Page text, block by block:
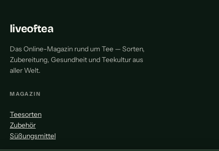
liveoftea
Das Online-Magazin rund um Tee — Sorten,
Zubereitung, Gesundheit und Teekultur aus
aller Welt.
MAGAZIN
Teesorten
Zubehör
Süßungsmittel